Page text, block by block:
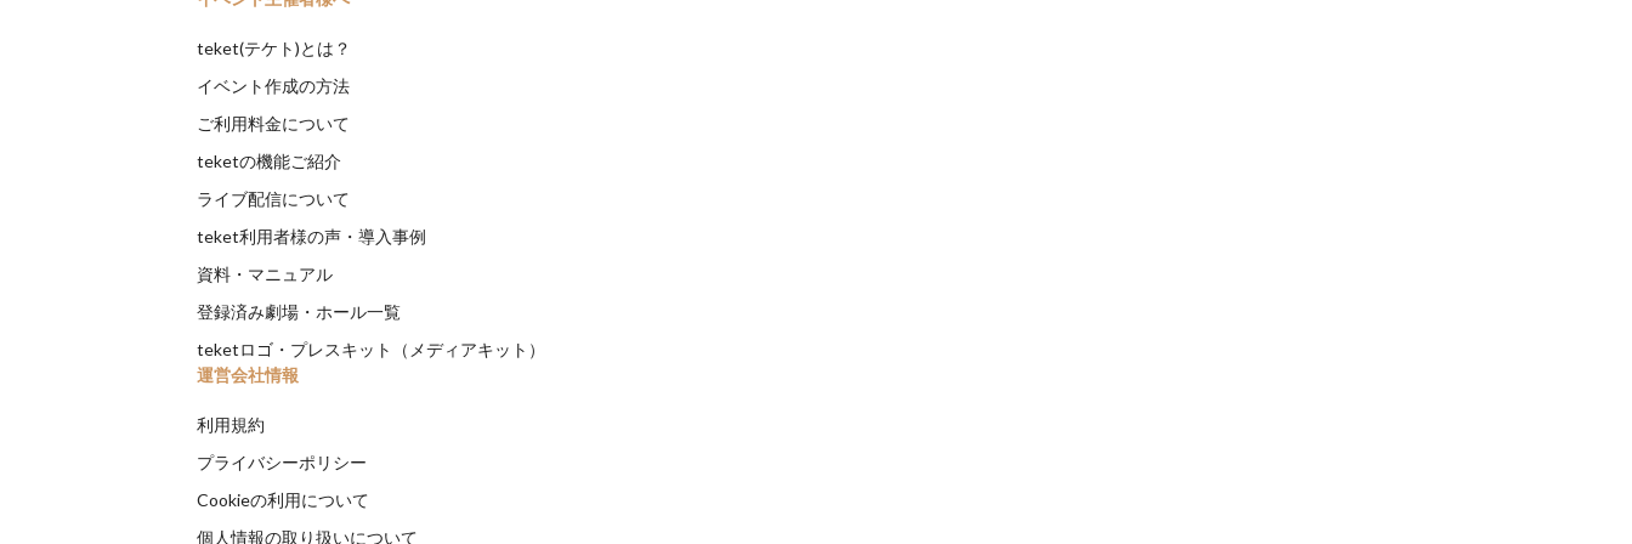
teket(テケト)とは？
イベント作成の方法
ご利用料金について
teketの機能ご紹介
ライブ配信について
teket利用者様の声・導入事例
資料・マニュアル
登録済み劇場・ホール一覧
teketロゴ・プレスキット（メディアキット）
運営会社情報
利用規約
プライバシーポリシー
Cookieの利用について
個人情報の取り扱いについて